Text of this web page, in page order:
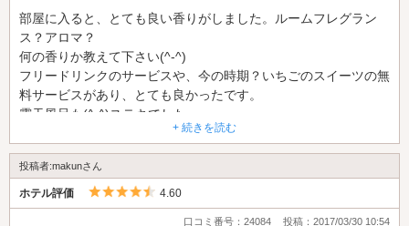
部屋に入ると、とても良い香りがしました。ルームフレグラン
ス？アロマ？
何の香りか教えて下さい(^-^)
フリードリンクのサービスや、今の時期？いちごのスイーツの無
料サービスがあり、とても良かったです。
露天風呂も(^-^)ステキでした。
+ 続きを読む
投稿者:makunさん
ホテル評価 5つ星のうち4.5
4.60
口コミ番号：24084 投稿：2017/03/30 10:54